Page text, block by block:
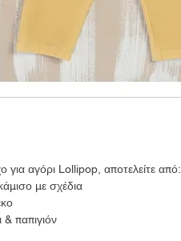
για αγόρι Lollipop, αποτελείτε από:
με σχέδια
παπιγιόν